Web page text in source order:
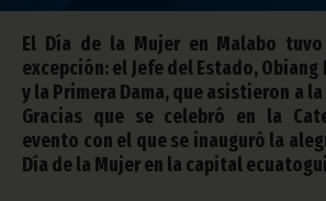
El Día de la Mujer en Malabo
excepción: el Jefe del Estado, Obiang
y la Primera Dama, que asistieron a
Gracias que se celebró en la
evento con el que se inauguró la
Día de la Mujer en la capital